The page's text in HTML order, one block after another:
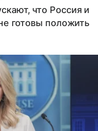
что Россия и
готовы положить